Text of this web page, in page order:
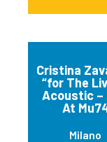
Cristina
“for The
Acoustic –
At
Milano